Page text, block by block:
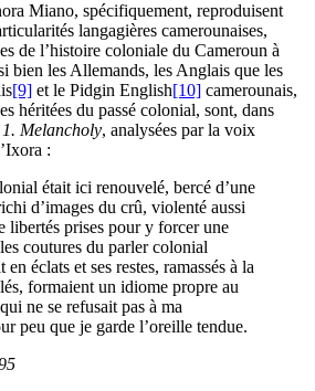
Miano, spécifiquement, reproduisent
langagières camerounaises,
de l’histoire coloniale du Cameroun à
bien les Allemands, les Anglais que les
[9] et le Pidgin English[10] camerounais,
héritées du passé colonial, sont, dans
Melancholy, analysées par la voix
:
était ici renouvelé, bercé d’une
d’images du crû, violenté aussi
libertés prises pour y forcer une
coutures du parler colonial
éclats et ses restes, ramassés à la
formaient un idiome propre au
ne se refusait pas à ma
peu que je garde l’oreille tendue.